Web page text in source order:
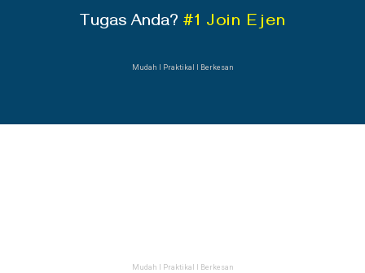
Tugas Anda? #1 Join Ejen
Mudah Ι Praktikal Ι Berkesan
Mudah Ι Praktikal Ι Berkesan